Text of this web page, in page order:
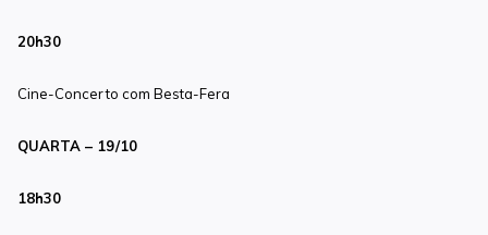
20h30
Cine-Concerto com Besta-Fera
QUARTA – 19/10
18h30